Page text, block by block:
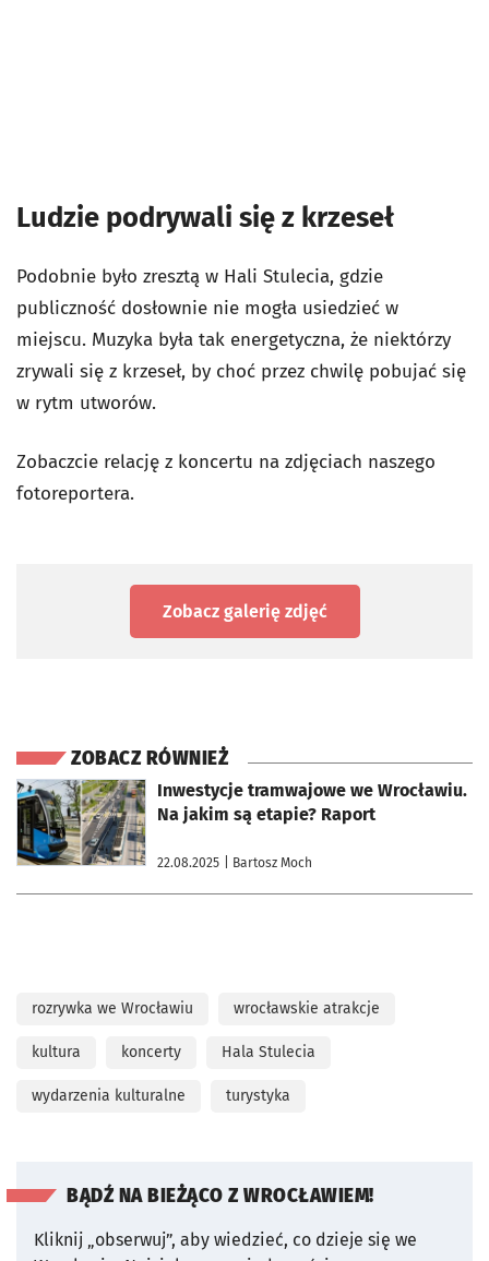
Ludzie podrywali się z krzeseł
Podobnie było zresztą w Hali Stulecia, gdzie
publiczność dosłownie nie mogła usiedzieć w
miejscu. Muzyka była tak energetyczna, że niektórzy
zrywali się z krzeseł, by choć przez chwilę pobujać się
w rytm utworów.
Zobaczcie relację z koncertu na zdjęciach naszego
fotoreportera.
Zobacz galerię zdjęć
ZOBACZ RÓWNIEŻ
Inwestycje tramwajowe we Wrocławiu.
Na jakim są etapie? Raport
22.08.2025 | Bartosz Moch
otworzy się w nowej karcie
rozrywka we Wrocławiu wrocławskie atrakcje
kultura koncerty Hala Stulecia
wydarzenia kulturalne turystyka
BĄDŹ NA BIEŻĄCO Z WROCŁAWIEM!
Kliknij „obserwuj”, aby wiedzieć, co dzieje się we